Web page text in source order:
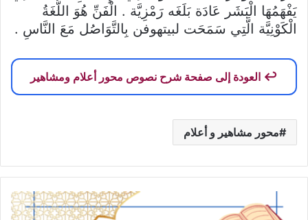
يَفْهَمُهَا الْبَشَر عَادَة بَلَغَه رَمْزِيَّة . الْفَنِّ هُوَ اللُّغَةُ
الْكَوْنِيَّة الَّتِي سَمَحَت لبيتهوفن بِالتَّوَاصُل مَعَ النَّاسِ .
العودة إلى صفحة شرح نصوص محور أعلام ومشاهير
محور مشاهير و أعلام
دروس